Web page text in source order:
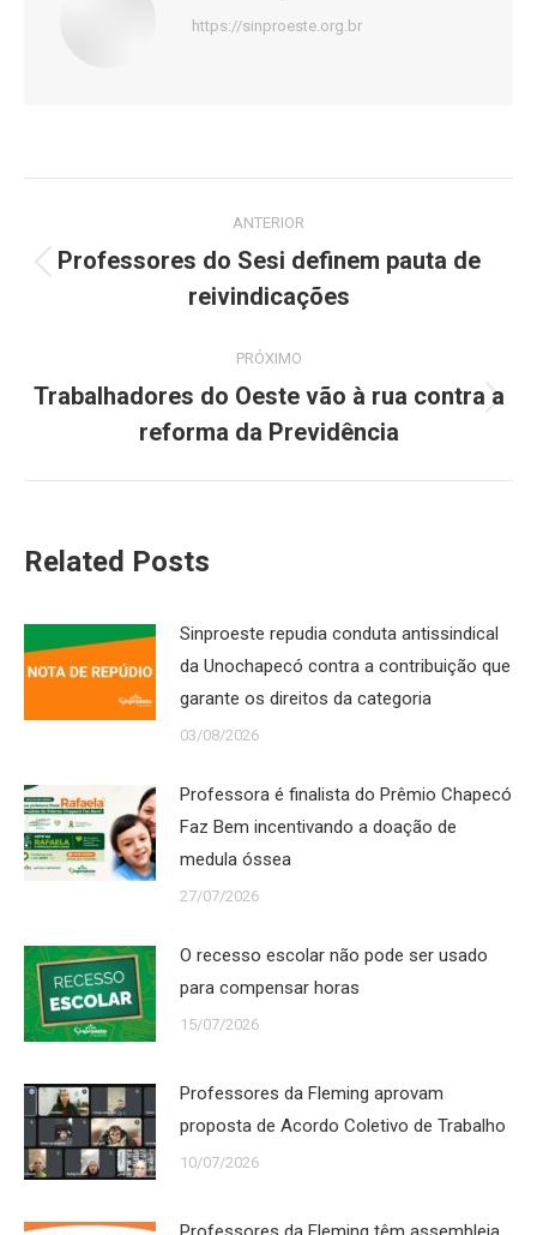
https://sinproeste.org.br
de
ANTERIOR
Post
anterior:
Professores do Sesi definem pauta de
reivindicações
PRÓXIMO
Próximo
post:
Trabalhadores do Oeste vão à rua contra a
reforma da Previdência
Related Posts
Sinproeste repudia conduta antissindical
da Unochapecó contra a contribuição que
garante os direitos da categoria
03/08/2026
Professora é finalista do Prêmio Chapecó
Faz Bem incentivando a doação de
medula óssea
27/07/2026
O recesso escolar não pode ser usado
para compensar horas
15/07/2026
Professores da Fleming aprovam
proposta de Acordo Coletivo de Trabalho
10/07/2026